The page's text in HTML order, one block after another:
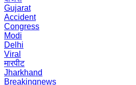
Gujarat
Accident
Congress
Modi
Delhi
Viral
मारपीट
Jharkhand
Breakingnews